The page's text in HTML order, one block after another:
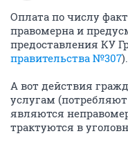
Оплата по числу
правомерна и
предоставления КУ
правительства №307).
А вот действия
услугам
являются
трактуются в